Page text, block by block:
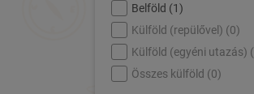
Belföld (1)
Külföld (repülővel) (0)
Külföld (egyéni utazás) (
Összes külföld (0)